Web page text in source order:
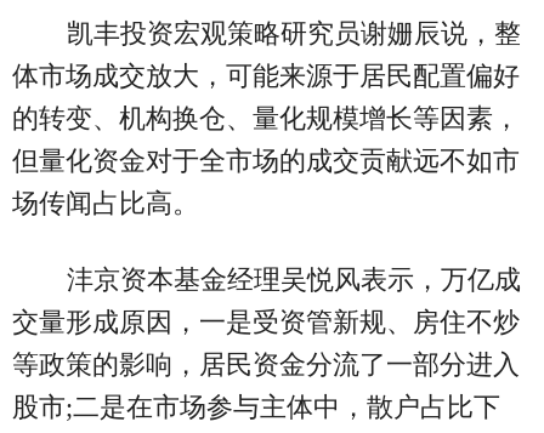
凯丰投资宏观策略研究员谢姗辰说，整
体市场成交放大，可能来源于居民配置偏好
的转变、机构换仓、量化规模增长等因素，
但量化资金对于全市场的成交贡献远不如市
场传闻占比高。
沣京资本基金经理吴悦风表示，万亿成
交量形成原因，一是受资管新规、房住不炒
等政策的影响，居民资金分流了一部分进入
股市;二是在市场参与主体中，散户占比下